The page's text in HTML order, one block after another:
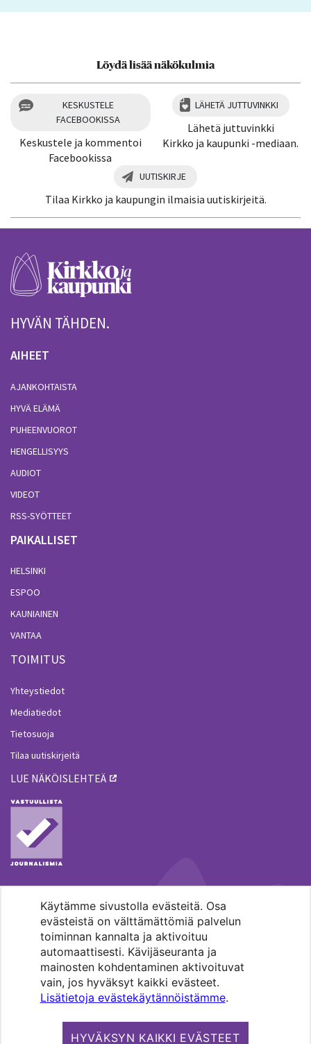
Käytämme sivustolla evästeitä. Osa
evästeistä on välttämättömiä palvelun
toiminnan kannalta ja aktivoituu
automaattisesti. Kävijäseuranta ja
mainosten kohdentaminen aktivoituvat
vain, jos hyväksyt kaikki evästeet.
Lisätietoja evästekäytännöistämme.
HYVÄKSYN KAIKKI EVÄSTEET
Löydä lisää näkökulmia
KESKUSTELE
FACEBOOKISSA
Keskustele ja kommentoi
Facebookissa
LÄHETÄ JUTTUVINKKI
Lähetä juttuvinkki
Kirkko ja kaupunki -mediaan.
UUTISKIRJE
Tilaa Kirkko ja kaupungin ilmaisia uutiskirjeitä.
HYVÄN TÄHDEN.
AIHEET
AJANKOHTAISTA
HYVÄ ELÄMÄ
PUHEENVUOROT
HENGELLISYYS
AUDIOT
VIDEOT
RSS-SYÖTTEET
PAIKALLISET
HELSINKI
ESPOO
KAUNIAINEN
VANTAA
TOIMITUS
Yhteystiedot
Mediatiedot
Tietosuoja
Tilaa uutiskirjeitä
LUE NÄKÖISLEHTEÄ
MENOHAKU
Pääkaupunkiseudun evankelis-
luterilaisten seurakuntien media.